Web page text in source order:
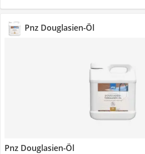
Pnz Douglasien-Öl
Pnz Douglasien-Öl